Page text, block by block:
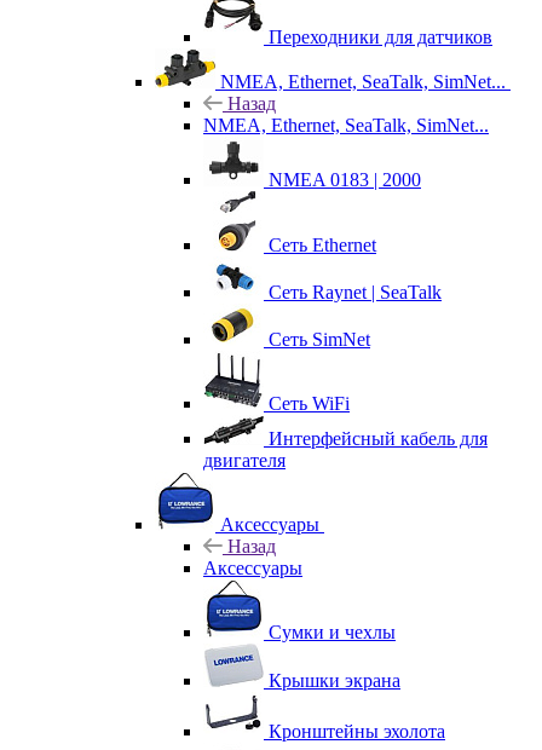
Переходники для датчиков
NMEA, Ethernet, SeaTalk, SimNet...
Назад
NMEA, Ethernet, SeaTalk, SimNet...
NMEA 0183 | 2000
Сеть Ethernet
Сеть Raynet | SeaTalk
Сеть SimNet
Сеть WiFi
Интерфейсный кабель для
двигателя
Аксессуары
Назад
Аксессуары
Сумки и чехлы
Крышки экрана
Кронштейны эхолота